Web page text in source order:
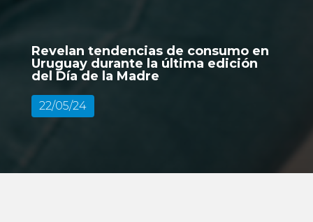
Revelan tendencias de consumo en
Uruguay durante la última edición
del Día de la Madre
22/05/24